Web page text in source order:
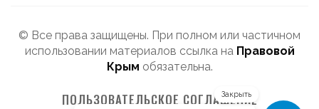
© Все права защищены. При полном или частичном
использовании материалов ссылка на Правовой
Крым обязательна.
ПОЛЬЗОВАТЕЛЬСКОЕ СОГЛАШЕНИЕ
Закрыть